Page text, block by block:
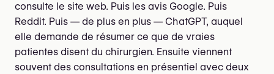
consulte le site web. Puis les avis Google. Puis
Reddit. Puis — de plus en plus — ChatGPT, auquel
elle demande de résumer ce que de vraies
patientes disent du chirurgien. Ensuite viennent
souvent des consultations en présentiel avec deux